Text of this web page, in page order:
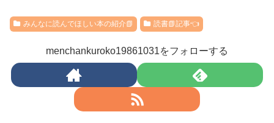
みんなに読んでほしい本の紹介📗 読書📗記事👈
menchankuroko19861031をフォローする